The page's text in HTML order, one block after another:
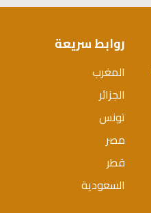
روابط سريعة
المغرب
الجزائر
تونس
مصر
قطر
السعودية